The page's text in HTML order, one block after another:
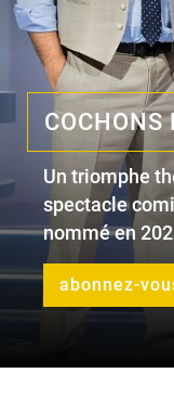
COCHONS
Un triomphe
spectacle
nommé en
abonnez-